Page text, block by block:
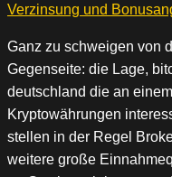
Verzinsung und
Ganz zu schweigen von
Gegenseite: die Lage,
deutschland die an
Kryptowährungen
stellen in der Regel
weitere große